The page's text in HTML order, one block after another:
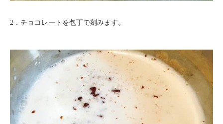
2．チョコレートを包丁で刻みます。